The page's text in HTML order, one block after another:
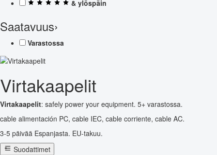
& ylöspäin
Saatavuus›
Varastossa
Virtakaapelit
Virtakaapelit: safely power your equipment. 5+ varastossa.
cable alimentación PC, cable IEC, cable corriente, cable AC.
3-5 päivää Espanjasta. EU-takuu.
Suodattimet